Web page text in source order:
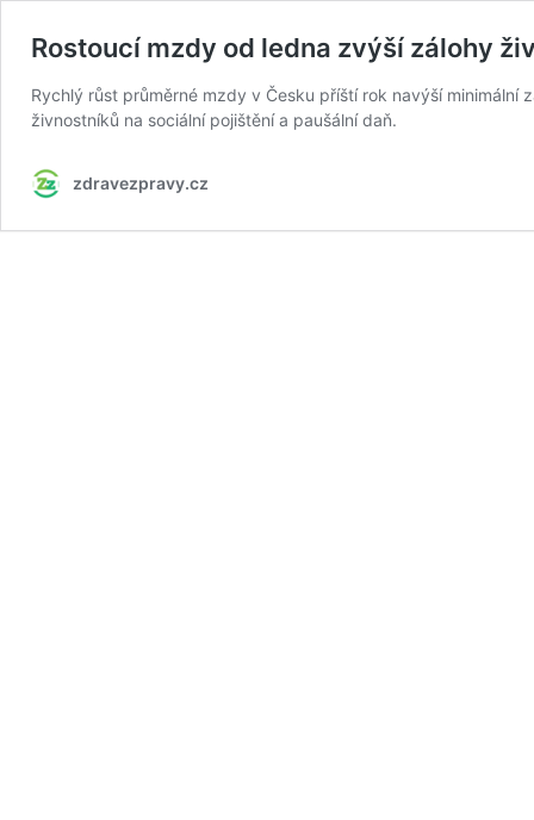
Rostoucí mzdy od ledna zvýší zálohy
Rychlý růst průměrné mzdy v Česku příští rok navýší
živnostníků na sociální pojištění a paušální daň.
zdravezpravy.cz